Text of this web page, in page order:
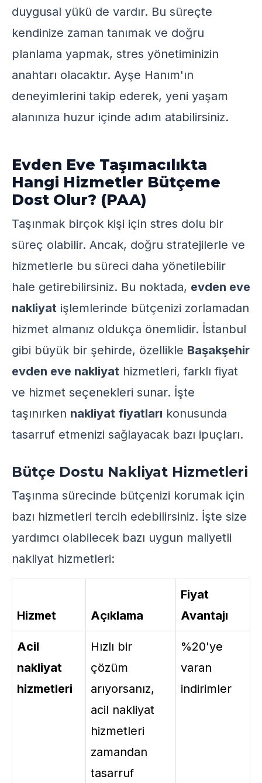
duygusal yükü de vardır. Bu süreçte
kendinize zaman tanımak ve doğru
planlama yapmak, stres yönetiminizin
anahtarı olacaktır. Ayşe Hanım'ın
deneyimlerini takip ederek, yeni yaşam
alanınıza huzur içinde adım atabilirsiniz.
Evden Eve Taşımacılıkta
Hangi Hizmetler Bütçeme
Dost Olur? (PAA)
Taşınmak birçok kişi için stres dolu bir
süreç olabilir. Ancak, doğru stratejilerle ve
hizmetlerle bu süreci daha yönetilebilir
hale getirebilirsiniz. Bu noktada, evden eve
nakliyat işlemlerinde bütçenizi zorlamadan
hizmet almanız oldukça önemlidir. İstanbul
gibi büyük bir şehirde, özellikle Başakşehir
evden eve nakliyat hizmetleri, farklı fiyat
ve hizmet seçenekleri sunar. İşte
taşınırken nakliyat fiyatları konusunda
tasarruf etmenizi sağlayacak bazı ipuçları.
Bütçe Dostu Nakliyat Hizmetleri
Taşınma sürecinde bütçenizi korumak için
bazı hizmetleri tercih edebilirsiniz. İşte size
yardımcı olabilecek bazı uygun maliyetli
nakliyat hizmetleri:
Hizmet Açıklama
Fiyat
Avantajı
Acil
nakliyat
hizmetleri
Hızlı bir
çözüm
arıyorsanız,
acil nakliyat
hizmetleri
zamandan
tasarruf
%20'ye
varan
indirimler